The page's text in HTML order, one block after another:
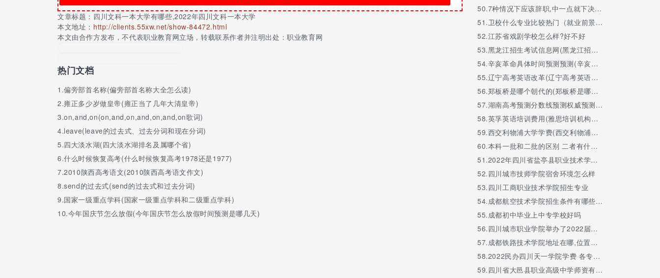
14
西南科技大学 绵阳 公办 本科一批549
15
成都信息工程大学 成都 公办
16
西华师范大学 南充 公办
17
四川轻化工大学 自贡 公办 本科一批 542
01、四川大学2019年全国各省投档分数线
省份
批次 理科 文科理科最低位次
北京市
本一批 633 621 3948
天津市
本科a段 636 2690
河北省
本一批 638 5579
山西省
本一批 596 594 4095
内蒙古自治区
本一批 600 626 3507
辽宁省
本科批 636 629 2819
577
吉林省
本一批 623 605 2643
604 595 5341
江苏省
本一批 390 382 5770
安徽省
本一批 624 621 4555
792
福建省
本一批 600 608 4388
819
文章标题： 四川文科一本大学有哪些,2022年四川文科一本大学
本文地址： http://clients.55xw.net/show-84472.html
本文由合作方发布，不代表职业教育网立场，转载联系作者并注明出处：职业教育网
热门文档
1.偏旁部首名称(偏旁部首名称大全怎么读)
2.雍正多少岁做皇帝(雍正当了几年大清皇帝)
3.on,and,on(on,and,on,and,on,and,on歌词)
4.leave(leave的过去式、过去分词和现在分词)
5.四大淡水湖(四大淡水湖排名及属哪个省)
6.什么时候恢复高考(什么时候恢复高考1978还是1977)
7.2010陕西高考语文(2010陕西高考语文作文)
8.send的过去式(send的过去式和过去分词)
9.国家一级重点学科(国家一级重点学科和二级重点学科)
10.今年国庆节怎么放假(今年国庆节怎么放假时间预测是哪几天)
50.7种情况下应该辞职,中一点就下决心离职吧
51.卫校什么专业比较热门（就业前景好、待遇好的专业）
52.江苏省戏剧学校怎么样?好不好
53.黑龙江招生考试信息网(黑龙江招生考试信息网入口准考证打印)
54.辛亥革命具体时间预测预测(辛亥革命的时间预测预测是哪一年)
55.辽宁高考英语改革(辽宁高考英语改革新方案2021)
56.郑板桥是哪个朝代的(郑板桥是哪个朝代的,郑板桥简介)
57.湖南高考预测分数线预测权威预测(批次线预估分)
58.英孚英语培训费用(雅思培训机构哪家好机构排名)
59.西交利物浦大学学费(西交利物浦大学学费2 2多少钱)
60.本科一批和二批的区别 二者有什么不同
51.2022年四川省盐亭县职业技术学校学费一年多少钱
52.四川城市技师学院宿舍环境怎么样
53.四川工商职业技术学院招生专业
54.成都航空技术学院招生条件有哪些？
55.成都初中毕业上中专学校好吗
56.四川城市职业学院举办了2022届学生毕业典礼
57.成都铁路技术学院地址在哪,位置在哪
58.2022民办四川天一学院学费 各专业的收费标准
59.四川省大邑县职业高级中学师资有多少